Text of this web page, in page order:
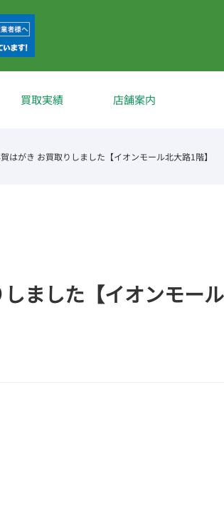
買取実績 店舗案内
はがき お買取りしました【イオンモール北大路1階】
ました【イオンモー